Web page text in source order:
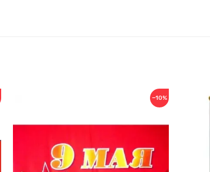
−10%